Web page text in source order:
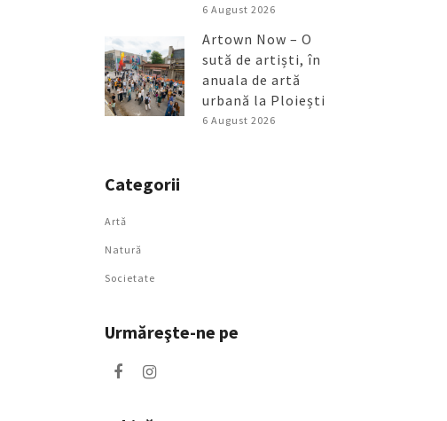
6 August 2026
Artown Now – O
sută de artiști, în
anuala de artă
urbană la Ploiești
6 August 2026
Categorii
Artǎ
Natură
Societate
Urmăreşte-ne pe